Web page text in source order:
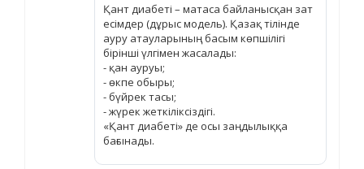
Қант диабеті – матаса байланысқан зат
есімдер (дұрыс модель). Қазақ тілінде
ауру атауларының басым көпшілігі
бірінші үлгімен жасалады:
- қан ауруы;
- өкпе обыры;
- бүйрек тасы;
- жүрек жеткіліксіздігі.
«Қант диабеті» де осы заңдылыққа
бағынады.